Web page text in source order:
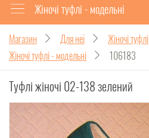
Жіночі туфлі - модельні
Магазин Для неї
Жіночі туфлі
Жіночі туфлі - модельні
106183
Туфлі жіночі 02-138 зелений